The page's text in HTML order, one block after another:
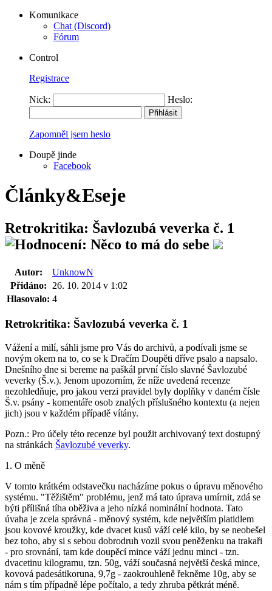
Komunikace
Chat (Discord)
Fórum
Control
Registrace
Nick: Heslo:
Zapomněl jsem heslo
Doupě jinde
Facebook
Články&Eseje
Retrokritika: Šavlozubá veverka č. 1
Autor:
UnknowN
Přidáno:
26. 10. 2014 v 1:02
Hlasovalo: 4
Retrokritika: Šavlozubá veverka č. 1
Vážení a milí, sáhli jsme pro Vás do archivů, a podívali jsme se
novým okem na to, co se k Dračím Doupěti dříve psalo a napsalo.
Dnešního dne si bereme na paškál první číslo slavné Šavlozubé
veverky (Š.v.). Jenom upozorním, že níže uvedená recenze
nezohledňuje, pro jakou verzi pravidel byly doplňky v daném čísle
Š.v. psány - komentáře osob znalých příslušného kontextu (a nejen
jich) jsou v každém případě vítány.
Pozn.: Pro účely této recenze byl použit archivovaný text dostupný
na stránkách Šavlozubé veverky.
1. O měně
V tomto krátkém odstavečku nacházíme pokus o úpravu měnového
systému. "Těžištěm" problému, jenž má tato úprava umírnit, zdá se
býti přílišná tíha oběživa a jeho nízká nominální hodnota. Tato
úvaha je zcela správná - měnový systém, kde největším platidlem
jsou kovové kroužky, kde dvacet kusů váží celé kilo, by se neobešel
bez toho, aby si s sebou dobrodruh vozil svou peněženku na trakaři
- pro srovnání, tam kde doupěcí mince váží jednu minci - tzn.
dvacetinu kilogramu, tzn. 50g, váží současná největší česká mince,
kovová padesátikoruna, 9,7g - zaokrouhleně řekněme 10g, aby se
nám s tím případně lépe počítalo, a tedy zhruba pětkrát méně.